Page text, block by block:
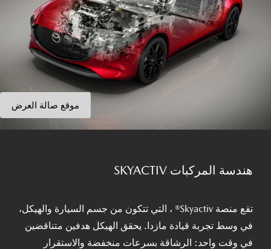
موقع صالة العرض
هندسة المركبات SKYACTIV
تقع منصة Skyactiv® ، التي تتكون من جسم السيارة والهيكل،
في وسط تجربة قيادة مازدا. يحقق الهيكل هدفين متناقضين
في وقت واحد: الرشاقة بسرعات منخفضة والاستقرار